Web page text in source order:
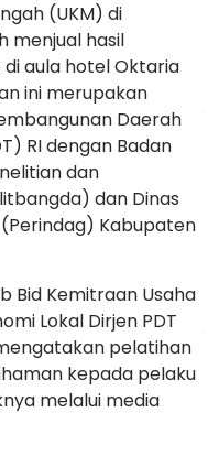
(UKM) di
menjual hasil
aula hotel Oktaria
ini merupakan
Daerah
RI dengan Badan
dan
dan Dinas
Kabupaten
Bid Kemitraan Usaha
Lokal Dirjen PDT
pelatihan
kepada pelaku
melalui media